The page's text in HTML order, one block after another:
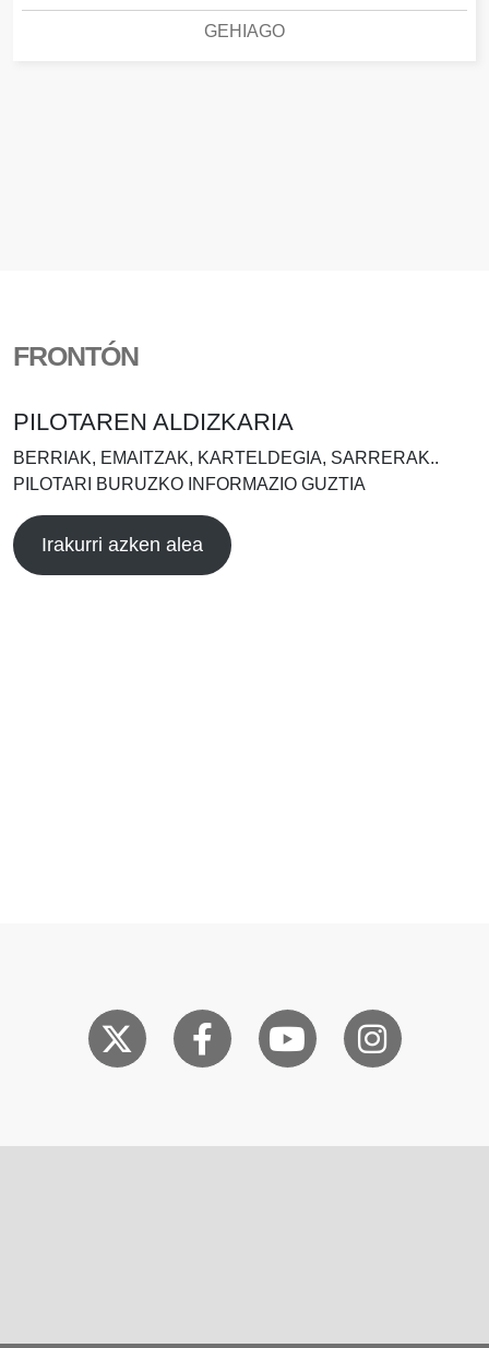
GEHIAGO
FRONTÓN
PILOTAREN ALDIZKARIA
BERRIAK, EMAITZAK, KARTELDEGIA, SARRERAK..
PILOTARI BURUZKO INFORMAZIO GUZTIA
Irakurri azken alea